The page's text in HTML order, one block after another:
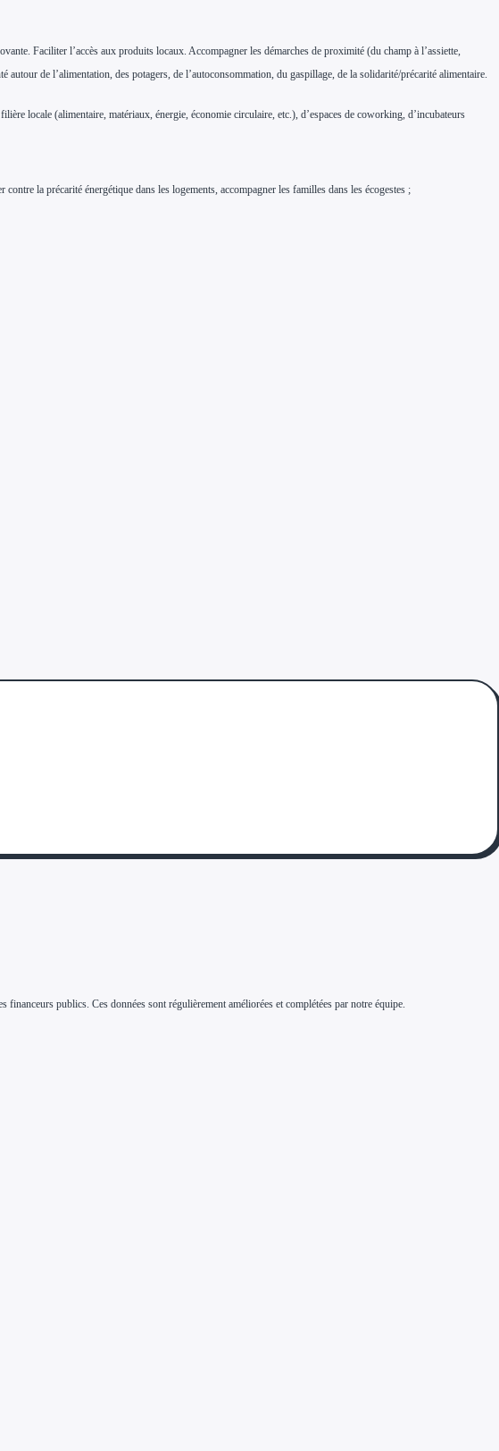
Faciliter l’accès aux produits locaux. Accompagner les démarches de proximité (du champ à l’assiette,
de l’alimentation, des potagers, de l’autoconsommation, du gaspillage, de la solidarité/précarité alimentaire.
locale (alimentaire, matériaux, énergie, économie circulaire, etc.), d’espaces de coworking, d’incubateurs
la précarité énergétique dans les logements, accompagner les familles dans les écogestes ;
publics. Ces données sont régulièrement améliorées et complétées par notre équipe.